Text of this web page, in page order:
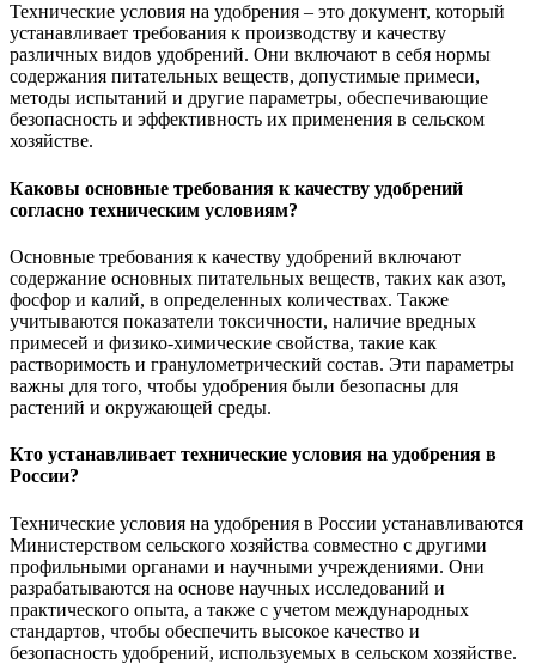
Технические условия на удобрения – это документ, который
устанавливает требования к производству и качеству
различных видов удобрений. Они включают в себя нормы
содержания питательных веществ, допустимые примеси,
методы испытаний и другие параметры, обеспечивающие
безопасность и эффективность их применения в сельском
хозяйстве.
Каковы основные требования к качеству удобрений
согласно техническим условиям?
Основные требования к качеству удобрений включают
содержание основных питательных веществ, таких как азот,
фосфор и калий, в определенных количествах. Также
учитываются показатели токсичности, наличие вредных
примесей и физико-химические свойства, такие как
растворимость и гранулометрический состав. Эти параметры
важны для того, чтобы удобрения были безопасны для
растений и окружающей среды.
Кто устанавливает технические условия на удобрения в
России?
Технические условия на удобрения в России устанавливаются
Министерством сельского хозяйства совместно с другими
профильными органами и научными учреждениями. Они
разрабатываются на основе научных исследований и
практического опыта, а также с учетом международных
стандартов, чтобы обеспечить высокое качество и
безопасность удобрений, используемых в сельском хозяйстве.